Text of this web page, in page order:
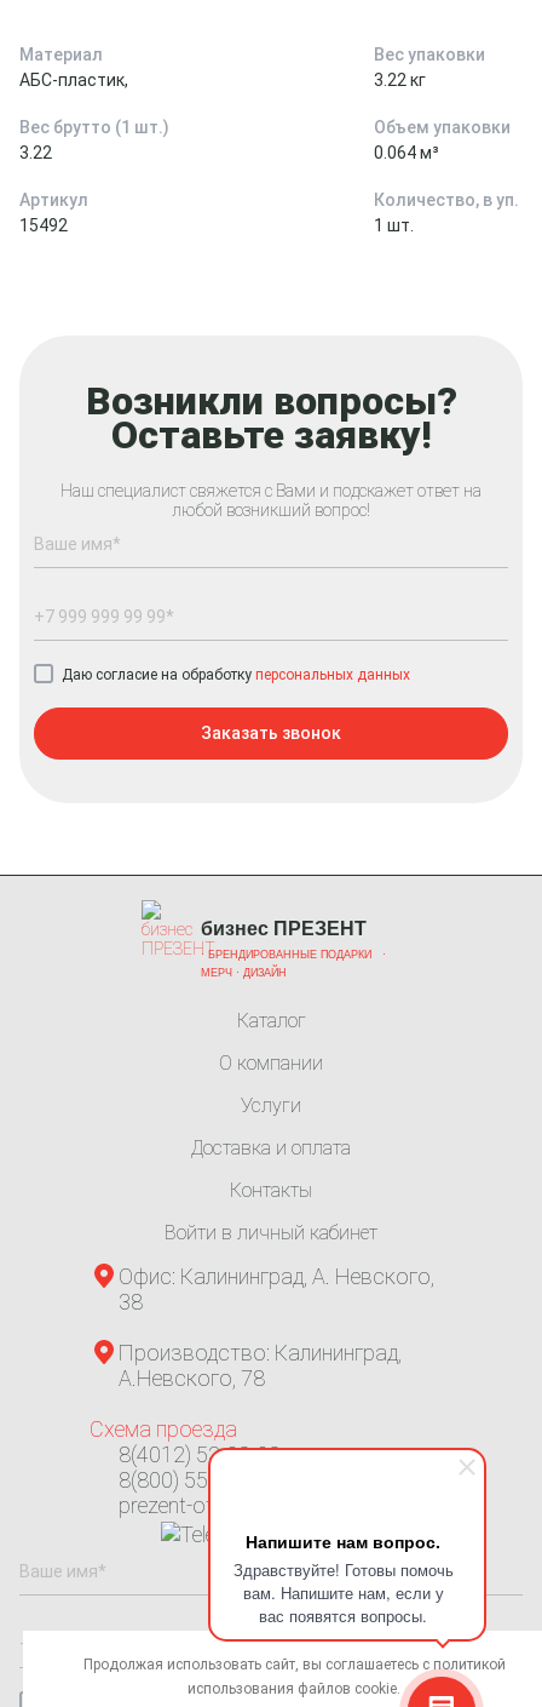
Напишите нам вопрос.
Здравствуйте! Готовы помочь
вам. Напишите нам, если у
вас появятся вопросы.
Материал
АБС-пластик,
Вес брутто (1 шт.)
3.22
Артикул
15492
Вес упаковки
3.22 кг
Объем упаковки
0.064 м³
Количество, в уп.
1 шт.
Возникли вопросы?
Оставьте заявку!
Наш специалист свяжется с Вами и подскажет ответ на
любой возникший вопрос!
Даю согласие на обработку персональных данных
Заказать звонок
бизнес ПРЕЗЕНТ
· БРЕНДИРОВАННЫЕ ПОДАРКИ
·
МЕРЧ · ДИЗАЙН
Каталог
О компании
Услуги
Доставка и оплата
Контакты
Войти в личный кабинет
Офис: Калининград, А. Невского,
38
Производство: Калининград,
А.Невского, 78
Схема проезда
8(4012) 53-08-08
8(800) 550-31-70
prezent-ofis@mail.ru
персональных данных
Продолжая использовать сайт, вы соглашаетесь с политикой
использования файлов cookie.